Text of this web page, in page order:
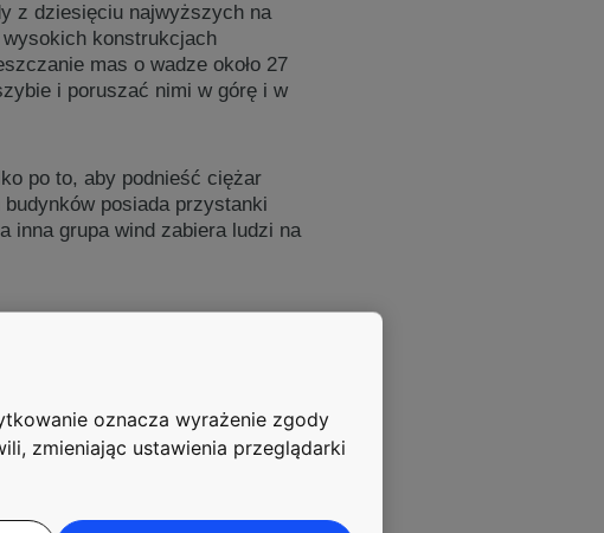
z dziesięciu najwyższych na
konstrukcjach
mas o wadze około 27
i poruszać nimi w górę i w
po to, aby podnieść ciężar
posiada przystanki
inna grupa wind zabiera ludzi na
do około 13 000
tyle znacząca, że umożliwia
windą – nawet w budynku,
15% redukcję zużycia
oznacza wyrażenie zgody
zmieniając ustawienia przeglądarki